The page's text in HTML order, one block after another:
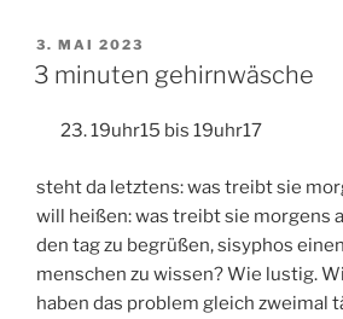
VERÖFFENTLICHT
AM
3. MAI 2023
3 minuten gehirnwäsche
19uhr15 bis 19uhr17
steht da letztens: was treibt sie
will heißen: was treibt sie morgens
den tag zu begrüßen, sisyphos
menschen zu wissen? Wie lustig.
haben das problem gleich zweimal